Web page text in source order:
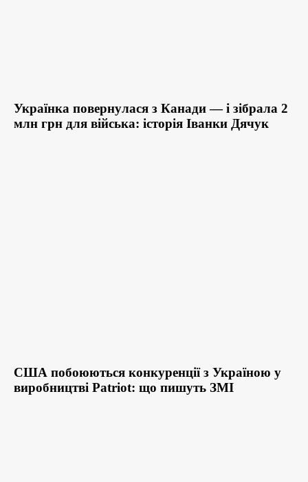
Українка повернулася з Канади — і зібрала 2
млн грн для війська: історія Іванки Дячук
США побоюються конкуренції з Україною у
виробництві Patriot: що пишуть ЗМІ